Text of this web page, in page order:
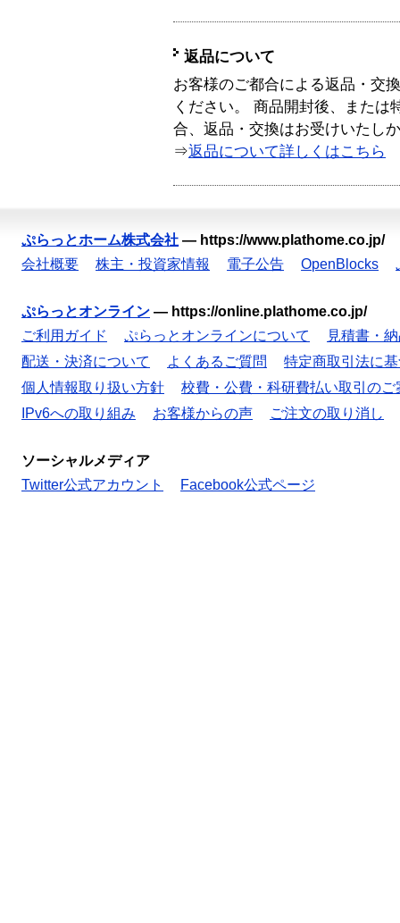
返品について
お客様のご都合による返品・交
ください。 商品開封後、または
合、返品・交換はお受けいたし
⇒返品について詳しくはこちら
ぷらっとホーム株式会社 — https://www.plathome.co.jp/
会社概要
株主・投資家情報 電子公告 OpenBlocks
ぷらっとオンライン — https://online.plathome.co.jp/
ご利用ガイド
ぷらっとオンラインについて
見積書・
配送・決済について
よくあるご質問
特定商取引法に
個人情報取り扱い方針
校費・公費・科研費払い取引のご
IPv6への取り組み
お客様からの声 ご注文の取り消し
ソーシャルメディア
Twitter公式アカウント
Facebook公式ページ